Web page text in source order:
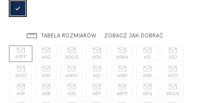
TABELA ROZMIARÓW ZOBACZ JAK DOBRAĆ
60FF 60G 60GG 60H 60HH 60I 60J
60JJ 60K 60KK 60L 60M 60N 60O
60P 60R 60S 65F 65FF 65G 65GG